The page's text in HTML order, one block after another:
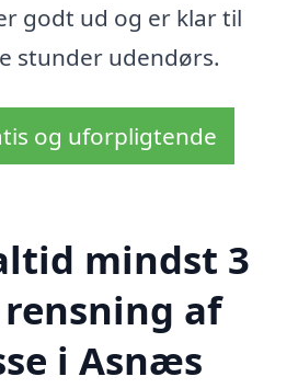
godt ud og er klar til
stunder udendørs.
og uforpligtende
mindst 3
af
i Asnæs